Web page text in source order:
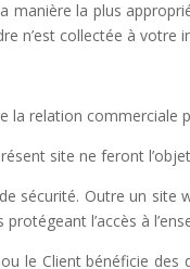
manière la plus
n’est collectée à votre
la relation commerciale
site ne feront
sécurité. Outre un site
l’accès à
Client bénéficie des